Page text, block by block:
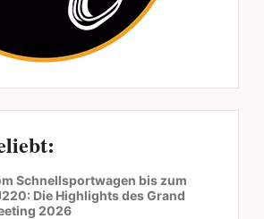
Schnellsportwagen bis zum
Die Highlights des Grand
2026